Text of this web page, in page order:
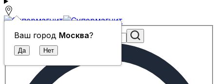
Ваш город Москва?
Поиск